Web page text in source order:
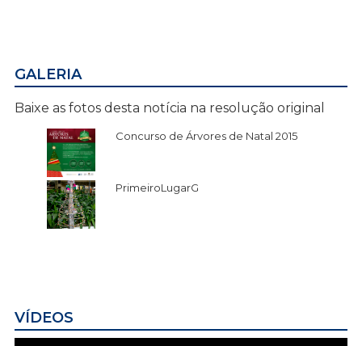
GALERIA
Baixe as fotos desta notícia na resolução original
Concurso de Árvores de Natal 2015
PrimeiroLugarG
VÍDEOS